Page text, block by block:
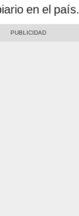
en el país.